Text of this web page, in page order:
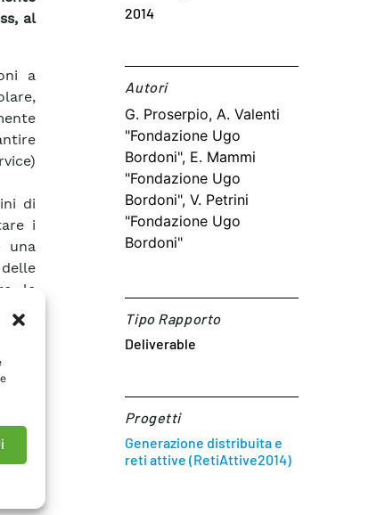
al
a
di
i
una
le
i
la
2014
Autori​
G. Proserpio, A. Valenti
"Fondazione Ugo
Bordoni", E. Mammi
"Fondazione Ugo
Bordoni", V. Petrini
"Fondazione Ugo
Bordoni"
Tipo Rapporto
Deliverable
Progetti
Generazione distribuita e
reti attive (RetiAttive2014)